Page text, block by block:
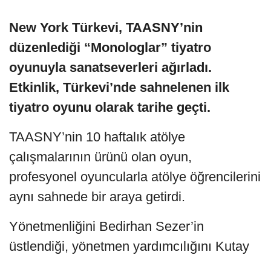
New York Türkevi, TAASNY’nin
düzenlediği “Monologlar” tiyatro
oyunuyla sanatseverleri ağırladı.
Etkinlik, Türkevi’nde sahnelenen ilk
tiyatro oyunu olarak tarihe geçti.
TAASNY’nin 10 haftalık atölye
çalışmalarının ürünü olan oyun,
profesyonel oyuncularla atölye öğrencilerini
aynı sahnede bir araya getirdi.
Yönetmenliğini Bedirhan Sezer’in
üstlendiği, yönetmen yardımcılığını Kutay